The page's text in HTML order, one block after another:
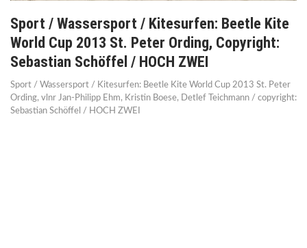
Sport / Wassersport / Kitesurfen: Beetle Kite
World Cup 2013 St. Peter Ording, Copyright:
Sebastian Schöffel / HOCH ZWEI
Sport / Wassersport / Kitesurfen: Beetle Kite World Cup 2013 St. Peter
Ording, vlnr Jan-Philipp Ehm, Kristin Boese, Detlef Teichmann / copyright:
Sebastian Schöffel / HOCH ZWEI